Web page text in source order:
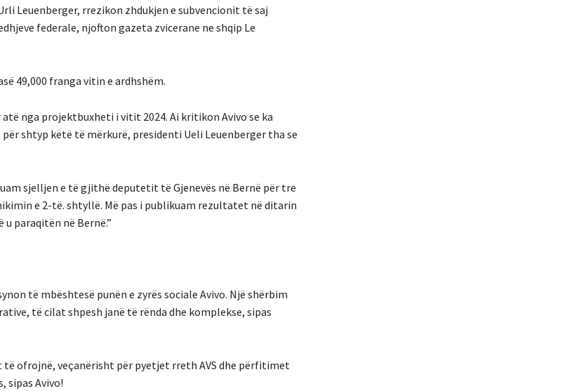
Leuenberger, rrezikon zhdukjen e subvencionit të saj
federale, njofton gazeta zvicerane ne shqip Le
49,000 franga vitin e ardhshëm.
nga projektbuxheti i vitit 2024. Ai kritikon Avivo se ka
shtyp këtë të mërkurë, presidenti Ueli Leuenberger tha se
sjelljen e të gjithë deputetit të Gjenevës në Bernë për tre
e 2-të. shtyllë. Më pas i publikuam rezultatet në ditarin
paraqitën në Bernë.”
të mbështesë punën e zyrës sociale Avivo. Një shërbim
të cilat shpesh janë të rënda dhe komplekse, sipas
të ofrojnë, veçanërisht për pyetjet rreth AVS dhe përfitimet
sipas Avivo!